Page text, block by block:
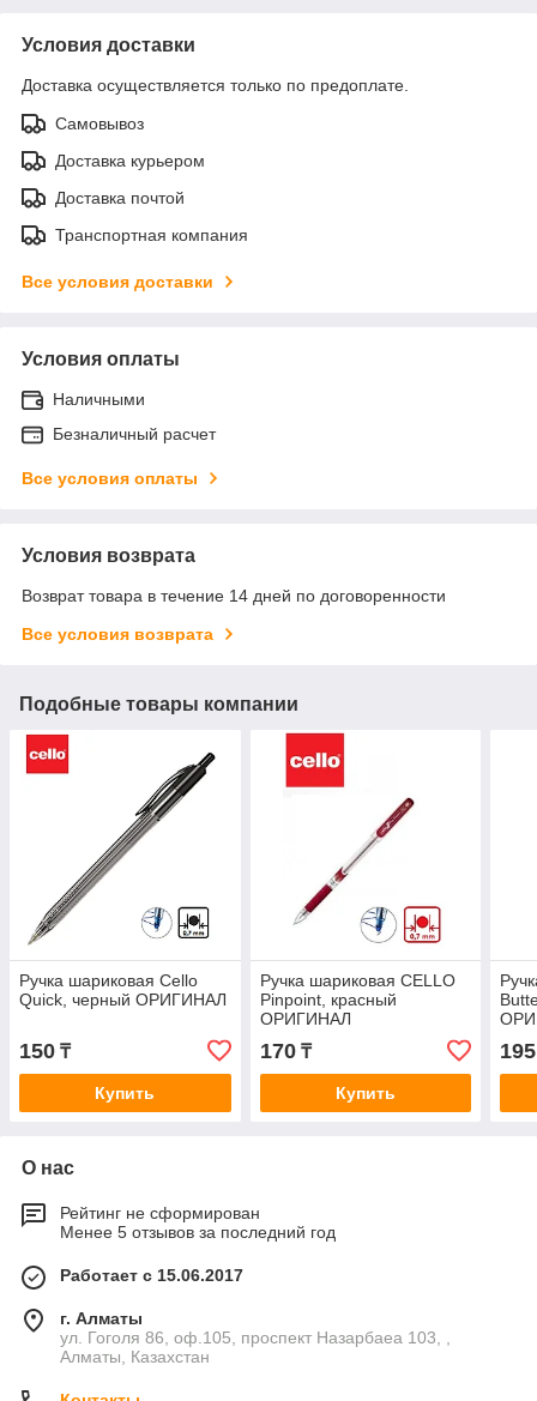
Условия доставки
Доставка осуществляется только по предоплате.
Самовывоз
Доставка курьером
Доставка почтой
Транспортная компания
Все условия доставки
Условия оплаты
Наличными
Безналичный расчет
Все условия оплаты
Условия возврата
Возврат товара в течение 14 дней по договоренности
Все условия возврата
Подобные товары компании
Ручка шариковая Cello
Quick, черный ОРИГИНАЛ
150 ₸
Купить
Ручка шариковая CELLO
Pinpoint, красный
ОРИГИНАЛ
170₸
Купить
195
О нас
Рейтинг не сформирован
Менее 5 отзывов за последний год
Работает с 15.06.2017
г. Алматы
ул. Гоголя 86, оф.105, проспект Назарбаеа 103, ,
Алматы, Казахстан